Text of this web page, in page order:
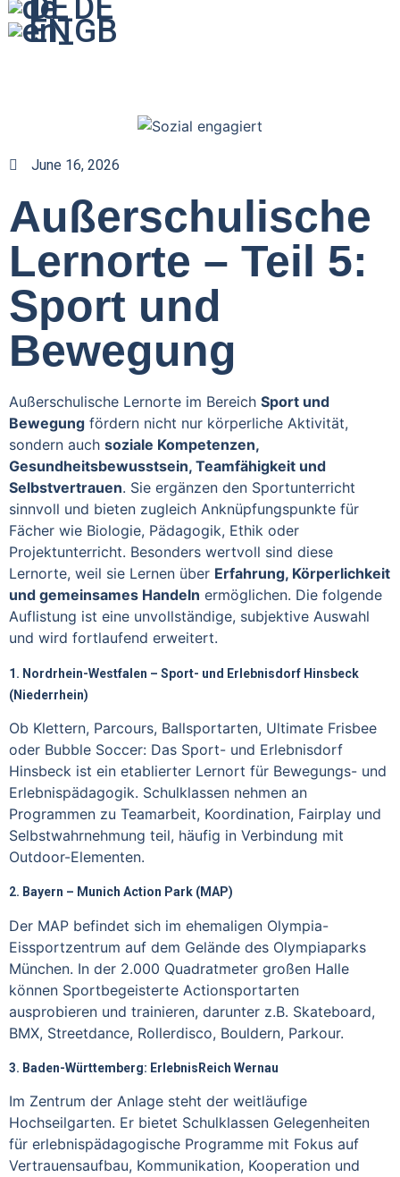
EN
June 16, 2026
Außerschulische
Lernorte – Teil 5:
Sport und
Bewegung
Außerschulische Lernorte im Bereich Sport und
Bewegung fördern nicht nur körperliche Aktivität,
sondern auch soziale Kompetenzen,
Gesundheitsbewusstsein, Teamfähigkeit und
Selbstvertrauen. Sie ergänzen den Sportunterricht
sinnvoll und bieten zugleich Anknüpfungspunkte für
Fächer wie Biologie, Pädagogik, Ethik oder
Projektunterricht. Besonders wertvoll sind diese
Lernorte, weil sie Lernen über Erfahrung, Körperlichkeit
und gemeinsames Handeln ermöglichen. Die folgende
Auflistung ist eine unvollständige, subjektive Auswahl
und wird fortlaufend erweitert.
1. Nordrhein-Westfalen – Sport- und Erlebnisdorf Hinsbeck
(Niederrhein)
Ob Klettern, Parcours, Ballsportarten, Ultimate Frisbee
oder Bubble Soccer: Das Sport- und Erlebnisdorf
Hinsbeck ist ein etablierter Lernort für Bewegungs- und
Erlebnispädagogik. Schulklassen nehmen an
Programmen zu Teamarbeit, Koordination, Fairplay und
Selbstwahrnehmung teil, häufig in Verbindung mit
Outdoor-Elementen.
2. Bayern – Munich Action Park (MAP)
Der MAP befindet sich im ehemaligen Olympia-
Eissportzentrum auf dem Gelände des Olympiaparks
München. In der 2.000 Quadratmeter großen Halle
können Sportbegeisterte Actionsportarten
ausprobieren und trainieren, darunter z.B. Skateboard,
BMX, Streetdance, Rollerdisco, Bouldern, Parkour.
3. Baden-Württemberg: ErlebnisReich Wernau
Im Zentrum der Anlage steht der weitläufige
Hochseilgarten. Er bietet Schulklassen Gelegenheiten
für erlebnispädagogische Programme mit Fokus auf
Vertrauensaufbau, Kommunikation, Kooperation und